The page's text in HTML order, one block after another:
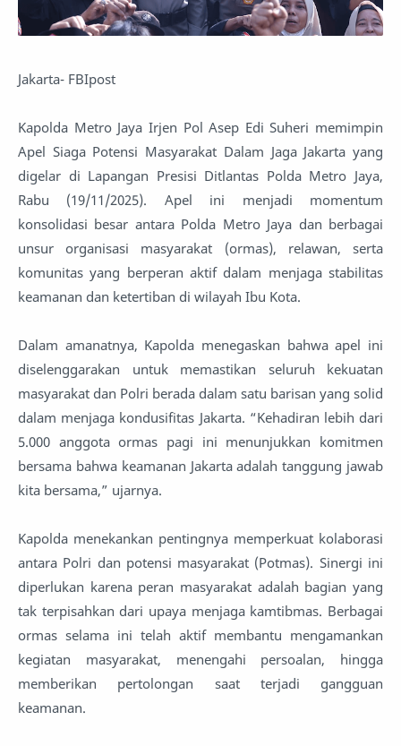
Jakarta- FBIpost
Kapolda Metro Jaya Irjen Pol Asep Edi Suheri memimpin
Apel Siaga Potensi Masyarakat Dalam Jaga Jakarta yang
digelar di Lapangan Presisi Ditlantas Polda Metro Jaya,
Rabu (19/11/2025). Apel ini menjadi momentum
konsolidasi besar antara Polda Metro Jaya dan berbagai
unsur organisasi masyarakat (ormas), relawan, serta
komunitas yang berperan aktif dalam menjaga stabilitas
keamanan dan ketertiban di wilayah Ibu Kota.
Dalam amanatnya, Kapolda menegaskan bahwa apel ini
diselenggarakan untuk memastikan seluruh kekuatan
masyarakat dan Polri berada dalam satu barisan yang solid
dalam menjaga kondusifitas Jakarta. “Kehadiran lebih dari
5.000 anggota ormas pagi ini menunjukkan komitmen
bersama bahwa keamanan Jakarta adalah tanggung jawab
kita bersama,” ujarnya.
Kapolda menekankan pentingnya memperkuat kolaborasi
antara Polri dan potensi masyarakat (Potmas). Sinergi ini
diperlukan karena peran masyarakat adalah bagian yang
tak terpisahkan dari upaya menjaga kamtibmas. Berbagai
ormas selama ini telah aktif membantu mengamankan
kegiatan masyarakat, menengahi persoalan, hingga
memberikan pertolongan saat terjadi gangguan
keamanan.